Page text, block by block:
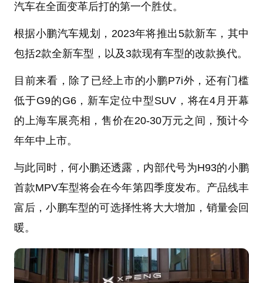
汽车在全面变革后打的第一个胜仗。
根据小鹏汽车规划，2023年将推出5款新车，其中
包括2款全新车型，以及3款现有车型的改款换代。
目前来看，除了已经上市的小鹏P7i外，还有门槛
低于G9的G6，新车定位中型SUV，将在4月开幕
的上海车展亮相，售价在20-30万元之间，预计今
年年中上市。
与此同时，何小鹏还透露，内部代号为H93的小鹏
首款MPV车型将会在今年第四季度发布。产品线丰
富后，小鹏车型的可选择性将大大增加，销量会回
暖。